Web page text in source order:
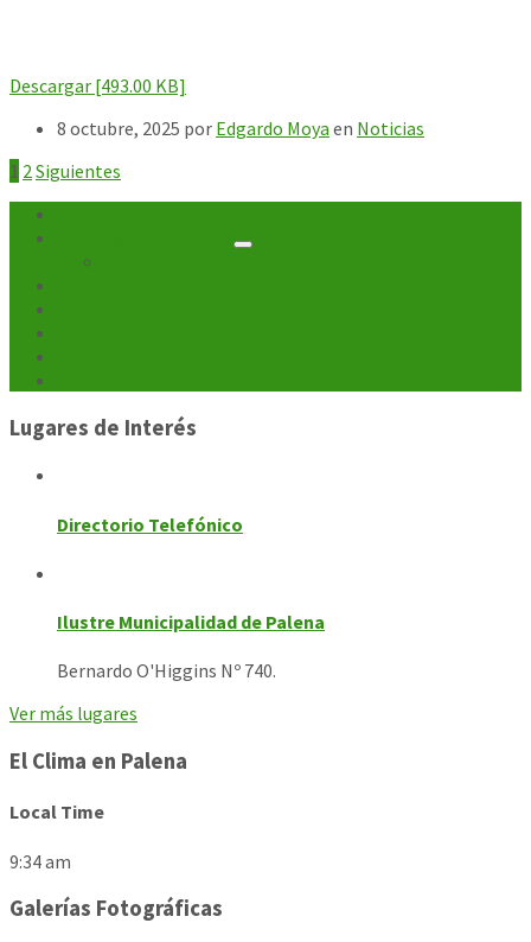
Descargar [493.00 KB]
8 octubre, 2025 por Edgardo Moya en Noticias
Paginación
de
entradas
1 2 Siguientes
Lugares de Interés
Directorio Telefónico
Ilustre Municipalidad de Palena
Bernardo O'Higgins Nº 740.
Ver más lugares
El Clima en Palena
Local Time
9:34 am
Galerías Fotográficas